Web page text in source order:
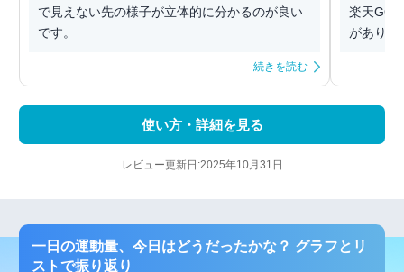
で見えない先の様子が立体的に分かるのが良い
です。
続きを読む
楽天
があり、
使い方・詳細を見る
レビュー更新日:2025年10月31日
一日の運動量、今日はどうだったかな？ グラフとリ
ストで振り返り